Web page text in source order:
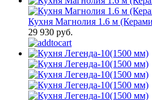
Кухня Магнолия 1.6 м
29 930 руб.